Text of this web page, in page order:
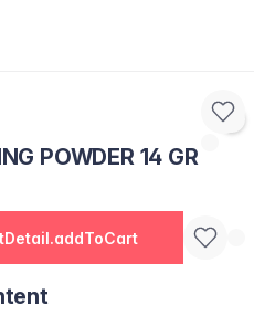
POWDER 14 GR